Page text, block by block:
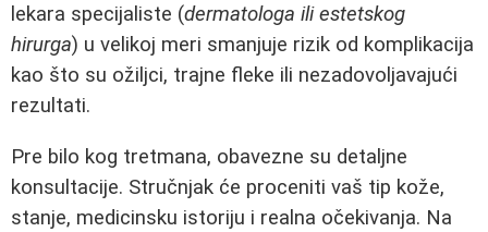
lekara specijaliste (dermatologa ili estetskog
hirurga) u velikoj meri smanjuje rizik od komplikacija
kao što su ožiljci, trajne fleke ili nezadovoljavajući
rezultati.
Pre bilo kog tretmana, obavezne su detaljne
konsultacije. Stručnjak će proceniti vaš tip kože,
stanje, medicinsku istoriju i realna očekivanja. Na